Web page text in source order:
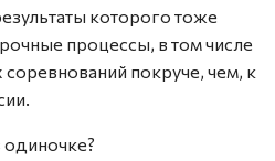
которого тоже
процессы, в том числе
соревнований покруче, чем, к
одиночке?